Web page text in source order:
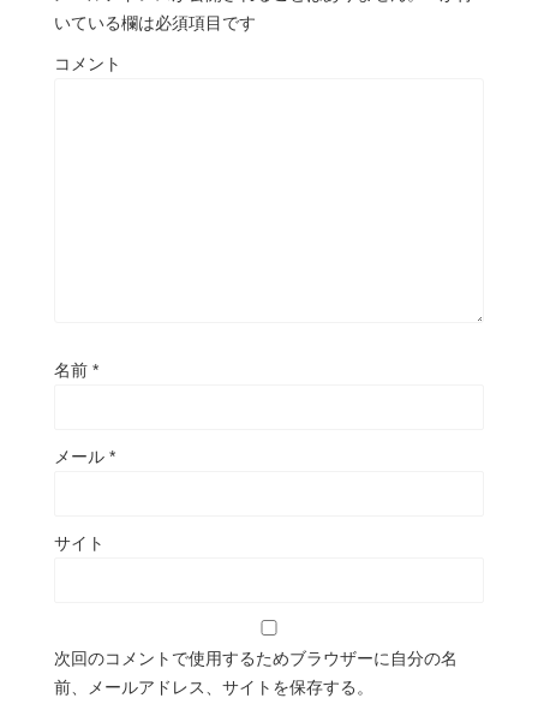
いている欄は必須項目です
コメント
名前 *
メール *
サイト
次回のコメントで使用するためブラウザーに自分の名
前、メールアドレス、サイトを保存する。